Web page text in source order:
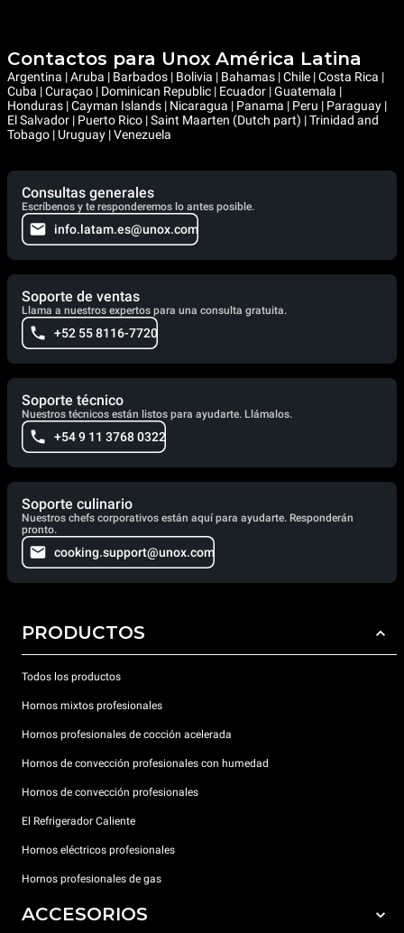
Contactos para Unox América Latina
Argentina | Aruba | Barbados | Bolivia | Bahamas | Chile | Costa Rica |
Cuba | Curaçao | Dominican Republic | Ecuador | Guatemala |
Honduras | Cayman Islands | Nicaragua | Panama | Peru | Paraguay |
El Salvador | Puerto Rico | Saint Maarten (Dutch part) | Trinidad and
Tobago | Uruguay | Venezuela
Consultas generales
Escríbenos y te responderemos lo antes posible.
info.latam.es@unox.com
Soporte de ventas
Llama a nuestros expertos para una consulta gratuita.
+52 55 8116-7720
Soporte técnico
Nuestros técnicos están listos para ayudarte. Llámalos.
+54 9 11 3768 0322
Soporte culinario
Nuestros chefs corporativos están aquí para ayudarte. Responderán
pronto.
cooking.support@unox.com
PRODUCTOS
Todos los productos
Hornos mixtos profesionales
Hornos profesionales de cocción acelerada
Hornos de convección profesionales con humedad
Hornos de convección profesionales
El Refrigerador Caliente
Hornos eléctricos profesionales
Hornos profesionales de gas
ACCESORIOS